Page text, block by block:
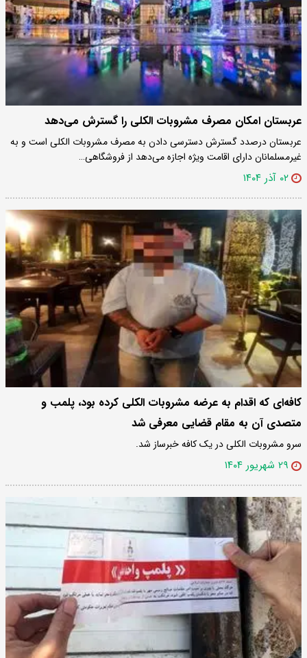
عربستان امکان مصرف مشروبات الکلی را گسترش می‌دهد
عربستان درصدد گسترش دسترسی دادن به مصرف مشروبات الکلی است و به
غیرمسلمانان دارای اقامت ویژه اجازه می‌دهد از فروشگاهی…
۰۲ آذر ۱۴۰۴
کافه‌ای که اقدام به عرضه مشروبات الکلی کرده بود، پلمب و
متصدی آن به مقام قضایی معرفی شد
سرو مشروبات الکلی در یک کافه خبرساز شد‌.
۲۹ شهریور ۱۴۰۴